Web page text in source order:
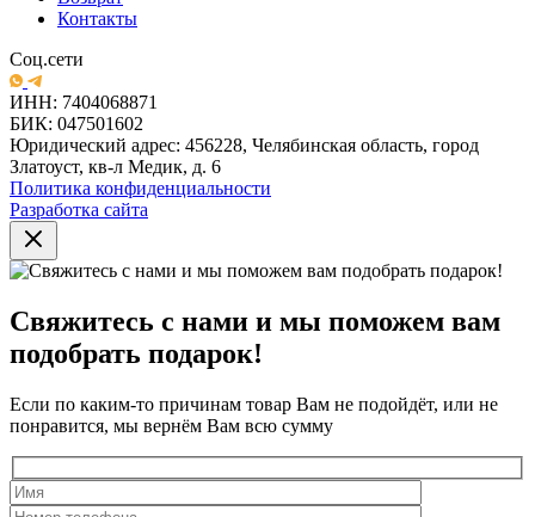
Контакты
Соц.сети
ИНН: 7404068871
БИК: 047501602
Юридический адрес: 456228, Челябинская область, город
Златоуст, кв-л Медик, д. 6
Политика конфиденциальности
Разработка сайта
Свяжитесь с нами и мы поможем вам
подобрать подарок!
Если по каким-то причинам товар Вам не подойдёт, или не
понравится, мы вернём Вам всю сумму